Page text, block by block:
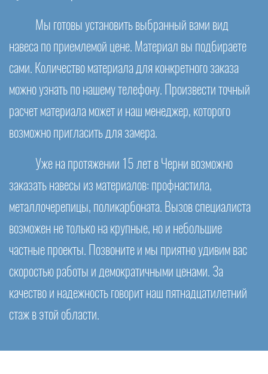
Мы готовы установить выбранный вами вид
навеса по приемлемой цене. Материал вы подбираете
сами. Количество материала для конкретного заказа
можно узнать по нашему телефону. Произвести точный
расчет материала может и наш менеджер, которого
возможно пригласить для замера.
Уже на протяжении 15 лет в Черни возможно
заказать навесы из материалов: профнастила,
металлочерепицы, поликарбоната. Вызов специалиста
возможен не только на крупные, но и небольшие
частные проекты. Позвоните и мы приятно удивим вас
скоростью работы и демократичными ценами. За
качество и надежность говорит наш пятнадцатилетний
стаж в этой области.